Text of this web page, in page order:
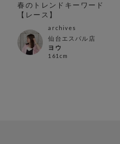
春のトレンドキーワード
【レース】
archives
仙台エスパル店
ヨウ
161cm